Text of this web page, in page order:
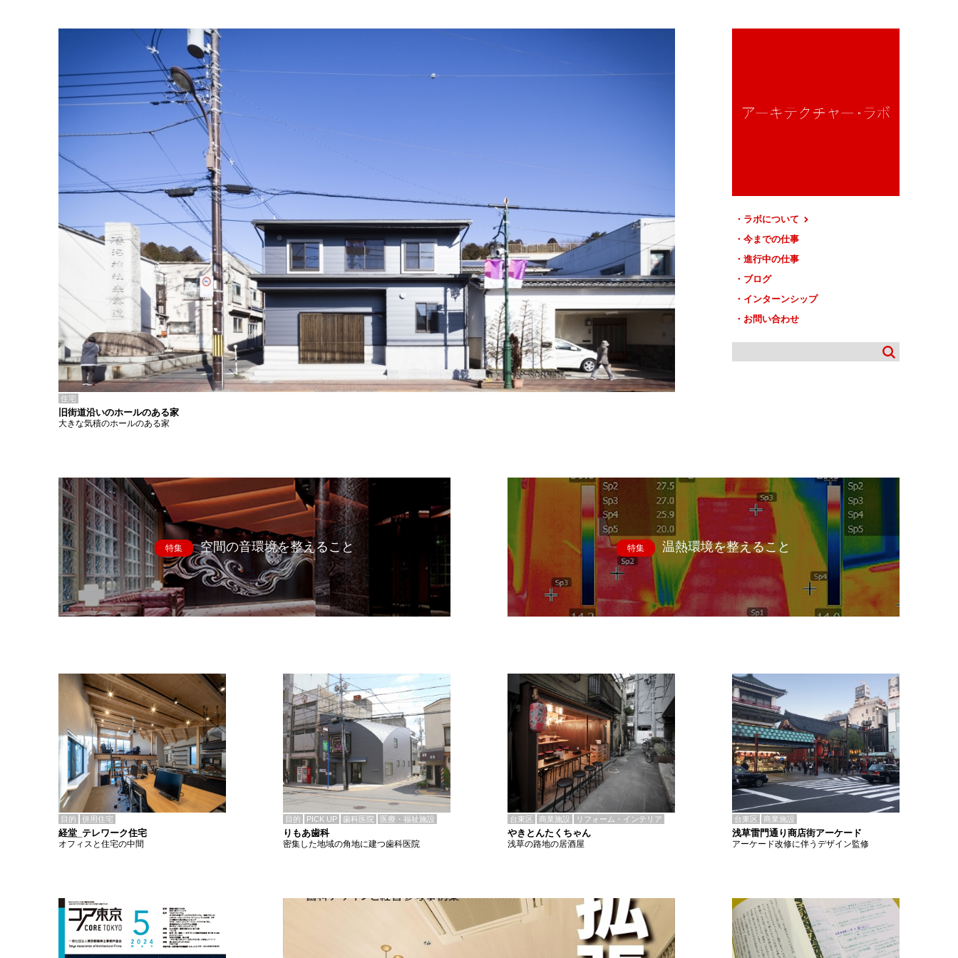
ラボについて
今までの仕事
進行中の仕事
ブログ
インターンシップ
お問い合わせ
住宅
旧街道沿いのホールのある家
大きな気積のホールのある家
特集 空間の音環境を整えること 特集 温熱環境を整えること
目的 併用住宅
経堂_テレワーク住宅
オフィスと住宅の中間
目的 PICK UP 歯科医院 医療・福祉施設
りもあ歯科
密集した地域の角地に建つ歯科医院
台東区 商業施設 リフォーム・インテリア
やきとんたくちゃん
浅草の路地の居酒屋
台東区 商業施設
浅草雷門通り商店街アーケード
アーケード改修に伴うデザイン監修